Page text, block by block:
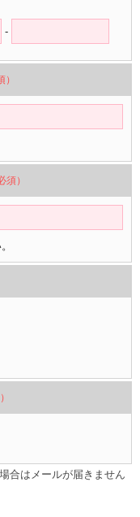
-
）
須）
合はメールが届きません